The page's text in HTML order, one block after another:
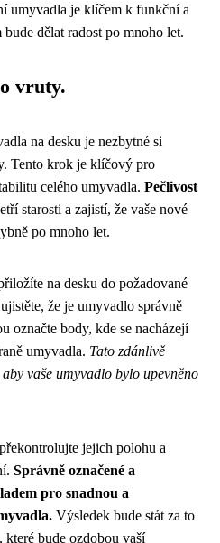
umyvadla je klíčem k funkční a
dělat radost po mnoho let.
vruty.
na desku je nezbytné si
Tento krok je klíčový pro
celého umyvadla. Pečlivost
starosti a zajistí, že vaše nové
po mnoho let.
na desku do požadované
že je umyvadlo správně
označte body, kde se nacházejí
umyvadla. Tato zdánlivě
vaše umyvadlo bylo upevněno
jejich polohu a
Správně označené a
pro snadnou a
Výsledek bude stát za to
bude ozdobou vaší